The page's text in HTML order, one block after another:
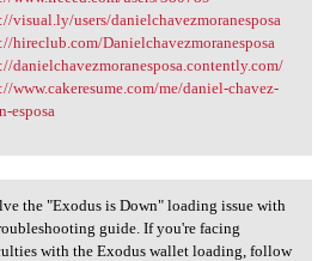
visual.ly/users/danielchavezmoranesposa
hireclub.com/Danielchavezmoranesposa
danielchavezmoranesposa.contently.com/
www.cakeresume.com/me/daniel-chavez-
esposa
the "Exodus is Down"
the "Exodus is Down" loading issue with
guide. If you're facing
with the Exodus wallet loading, follow